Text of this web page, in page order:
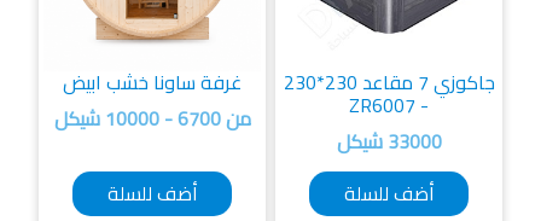
جاكوزي 7 مقاعد 230*230
- ZR6007
أضف للسلة
غرفة ساونا خشب ابيض
أضف للسلة